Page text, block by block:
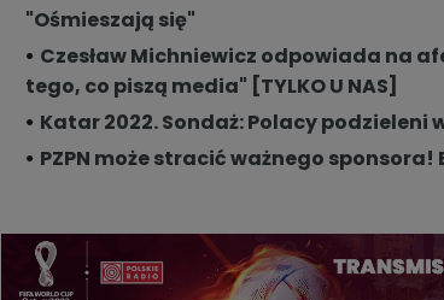
"Ośmieszają się"
Czesław Michniewicz odpowiada na
tego, co piszą media" [TYLKO U NAS]
Katar 2022. Sondaż: Polacy podzieleni
PZPN może stracić ważnego